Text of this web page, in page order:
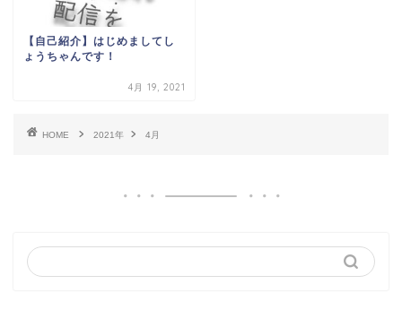
【自己紹介】はじめましてし
ょうちゃんです！
4月 19, 2021
HOME 2021年 4月